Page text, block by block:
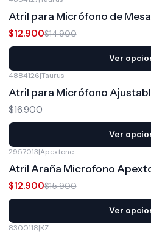
Atril para Micrófono de
$12.900$14.900
Ver
4884126|Taurus
Atril para Micrófono
$16.900
Ver
OFF
2957013|Apextone
Atril Araña Microfono
$12.900$15.900
Ver
8300118|KZ